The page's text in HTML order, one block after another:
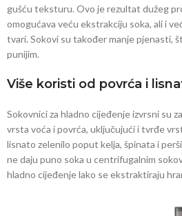
gušću teksturu. Ovo je rezultat dužeg
omogućava veću ekstrakciju soka, ali i
tvari. Sokovi su također manje pjenasti,
punijim.
Više koristi od povrća i
Sokovnici za hladno cijeđenje izvrsni su
vrsta voća i povrća, uključujući i tvrđe
lisnato zelenilo poput kelja, špinata i
ne daju puno soka u centrifugalnim
hladno cijeđenje lako se ekstraktiraju